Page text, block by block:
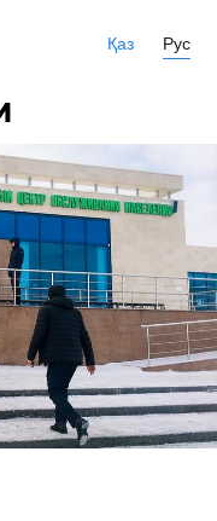
Қаз Рус